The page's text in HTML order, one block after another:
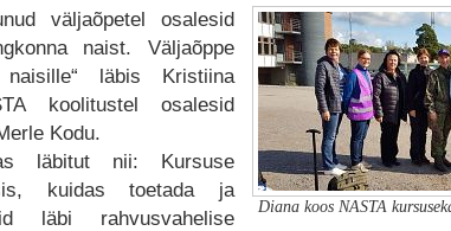
Diana koos NASTA
väljaõpetel osalesid
naist. Väljaõppe
läbis Kristiina
koolitustel osalesid
Kodu.
läbitut nii: Kursuse
kuidas toetada ja
läbi rahvusvahelise